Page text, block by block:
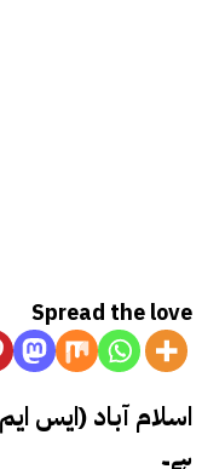
Spread the love
اسلام آباد (ایس
ہے۔